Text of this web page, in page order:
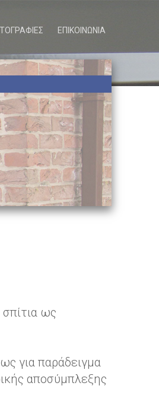
ΕΠΙΚΟΙΝΩΝΙΑ
σπίτια ως
για παράδειγμα
αποσύμπλεξης